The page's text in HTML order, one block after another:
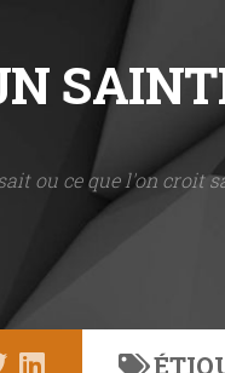
ou ce que l'on croit